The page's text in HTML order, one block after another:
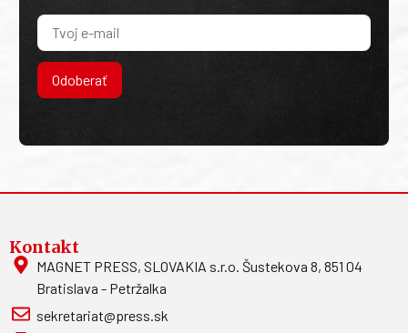
Odoberať
Kontakt
MAGNET PRESS, SLOVAKIA s.r.o. Šustekova 8, 851 04
Bratislava - Petržalka
sekretariat@press.sk